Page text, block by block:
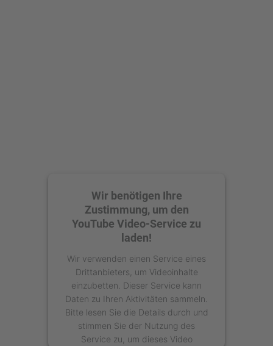
Wir benötigen Ihre
Zustimmung, um den
YouTube Video-Service zu
laden!
Wir verwenden einen Service eines
Drittanbieters, um Videoinhalte
einzubetten. Dieser Service kann
Daten zu Ihren Aktivitäten sammeln.
Bitte lesen Sie die Details durch und
stimmen Sie der Nutzung des
Service zu, um dieses Video